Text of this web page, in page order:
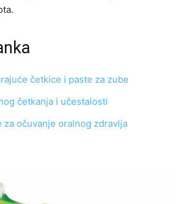
četkice i paste za zube
četkanja i učestalosti
za očuvanje oralnog zdravlja